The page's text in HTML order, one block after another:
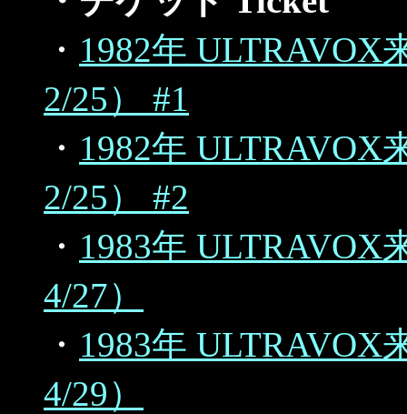
・ 1982年 ULTRAVOX
2/25） #1
・ 1982年 ULTRAVOX
2/25） #2
・ 1983年 ULTRAVOX
4/27）
・ 1983年 ULTRAVOX
4/29）